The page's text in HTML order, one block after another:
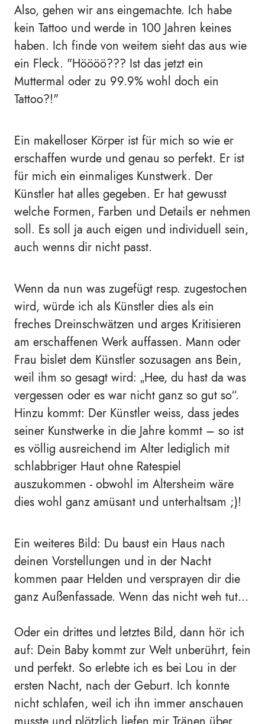
Also, gehen wir ans eingemachte. Ich habe
kein Tattoo und werde in 100 Jahren keines
haben. Ich finde von weitem sieht das aus wie
ein Fleck. "Höööö??? Ist das jetzt ein
Muttermal oder zu 99.9% wohl doch ein
Tattoo?!"
Ein makelloser Körper ist für mich so wie er
erschaffen wurde und genau so perfekt. Er ist
für mich ein einmaliges Kunstwerk. Der
Künstler hat alles gegeben. Er hat gewusst
welche Formen, Farben und Details er nehmen
soll. Es soll ja auch eigen und individuell sein,
auch wenns dir nicht passt.
Wenn da nun was zugefügt resp. zugestochen
wird, würde ich als Künstler dies als ein
freches Dreinschwätzen und arges Kritisieren
am erschaffenen Werk auffassen. Mann oder
Frau bislet dem Künstler sozusagen ans Bein,
weil ihm so gesagt wird: „Hee, du hast da was
vergessen oder es war nicht ganz so gut so“.
Hinzu kommt: Der Künstler weiss, dass jedes
seiner Kunstwerke in die Jahre kommt – so ist
es völlig ausreichend im Alter lediglich mit
schlabbriger Haut ohne Ratespiel
auszukommen - obwohl im Altersheim wäre
dies wohl ganz amüsant und unterhaltsam ;)!
Ein weiteres Bild: Du baust ein Haus nach
deinen Vorstellungen und in der Nacht
kommen paar Helden und versprayen dir die
ganz Außenfassade. Wenn das nicht weh tut...
Oder ein drittes und letztes Bild, dann hör ich
auf: Dein Baby kommt zur Welt unberührt, fein
und perfekt. So erlebte ich es bei Lou in der
ersten Nacht, nach der Geburt. Ich konnte
nicht schlafen, weil ich ihn immer anschauen